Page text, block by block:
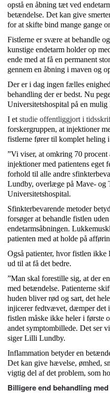
opstå en åbning tæt ved
betændelse. Det kan give
for at skifte bind mange gange
Fistlerne er svære at behandle
kunstige endetarm holder op
ende med at få en permanent
gennem en åbning i maven og
Der er i dag ingen fælles
behandling der er bedst. Nu
Universitetshospital på en mulig
I et studie offentliggjort i
forskergruppen, at injektioner
fistlerne fører til komplet heling
”Vi viser, at omkring 70
injektioner med patientens eget
forhold til alle andre
Lundby, overlæge på Mave- og
Universitetshospital.
Sfinkterbevarende metoder
forsøger at behandle fistlen
endetarmsåbningen.
patienten med at holde på
Også patienter, hvor fistlen ikke
ud til at få det bedre.
”Man skal forestille sig, at der
med betændelse. Patienterne
huden bliver rød og sart, det
injicerer fedtvævet, dæmper det
fistlen måske ikke heler i første
andet symptombillede. Det ser
siger Lilli Lundby.
Inflammation betyder en
Det kan give hævelse, ømhed,
vigtig del af det problem, som
Billigere end behandling